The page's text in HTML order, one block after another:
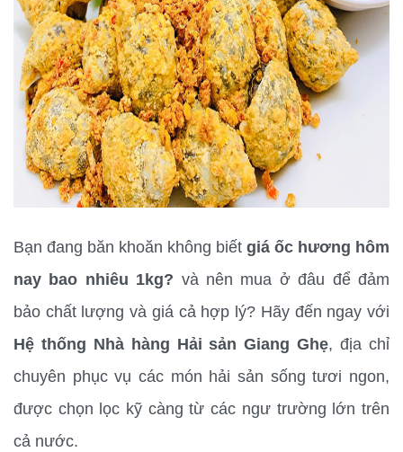
Bạn đang băn khoăn không biết giá ốc hương hôm
nay bao nhiêu 1kg? và nên mua ở đâu để đảm
Hệ thống Nhà hàng Hải sản Giang Ghẹ, địa chỉ
chuyên phục vụ các món hải sản sống tươi ngon,
được chọn lọc kỹ càng từ các ngư trường lớn trên
cả nước.